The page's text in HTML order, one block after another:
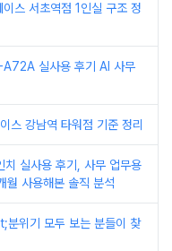
스 서초역점 1인실 구조 정
실사용 후기 AI 사무
스 강남역 타워점 기준 정리
실사용 후기, 사무 업무용
월 사용해본 솔직 분석
위기 모두 보는 분들이 찾